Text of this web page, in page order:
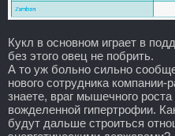
Кукл в основном играет в
без этого овец не побрить.
А то уж больно сильно
нового сотрудника компании-
знаете, враг мышечного
вожделенной гипертрофии.
будут дальше строиться